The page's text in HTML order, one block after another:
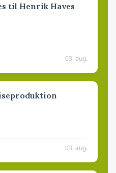
til Henrik Haves
03. aug.
03. aug.